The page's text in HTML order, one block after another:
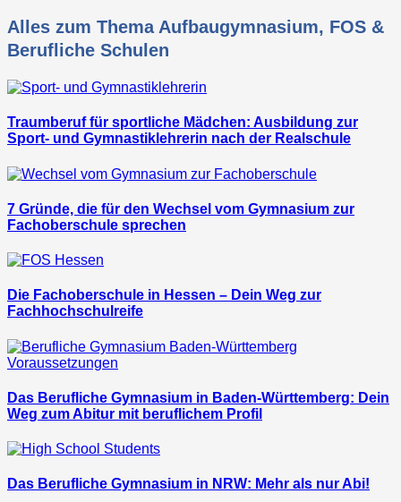
Alles zum Thema Aufbaugymnasium, FOS &
Berufliche Schulen
Traumberuf für sportliche Mädchen: Ausbildung zur
Sport- und Gymnastiklehrerin nach der Realschule
7 Gründe, die für den Wechsel vom Gymnasium zur
Fachoberschule sprechen
Die Fachoberschule in Hessen – Dein Weg zur
Fachhochschulreife
Das Berufliche Gymnasium in Baden-Württemberg: Dein
Weg zum Abitur mit beruflichem Profil
Das Berufliche Gymnasium in NRW: Mehr als nur Abi!